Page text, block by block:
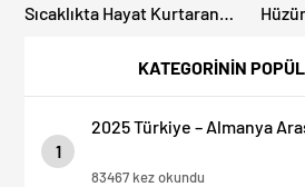
KATEGORİNİN
1
2025 Türkiye – Almanya
83467 kez okundu
Sıcaklıkta Hayat Kurtaran